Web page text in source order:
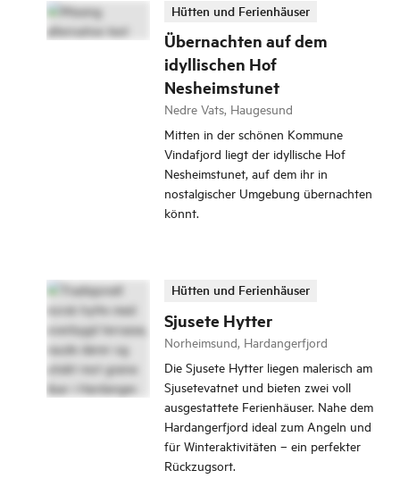
Übernachten auf dem
idyllischen Hof
Nesheimstunet
Hütten und Ferienhäuser
Nedre Vats, Haugesund
Mitten in der schönen Kommune
Vindafjord liegt der idyllische Hof
Nesheimstunet, auf dem ihr in
nostalgischer Umgebung übernachten
könnt.
Sjusete Hytter
Hütten und Ferienhäuser
Norheimsund, Hardangerfjord
Die Sjusete Hytter liegen malerisch am
Sjusetevatnet und bieten zwei voll
ausgestattete Ferienhäuser. Nahe dem
Hardangerfjord ideal zum Angeln und
für Winteraktivitäten – ein perfekter
Rückzugsort.